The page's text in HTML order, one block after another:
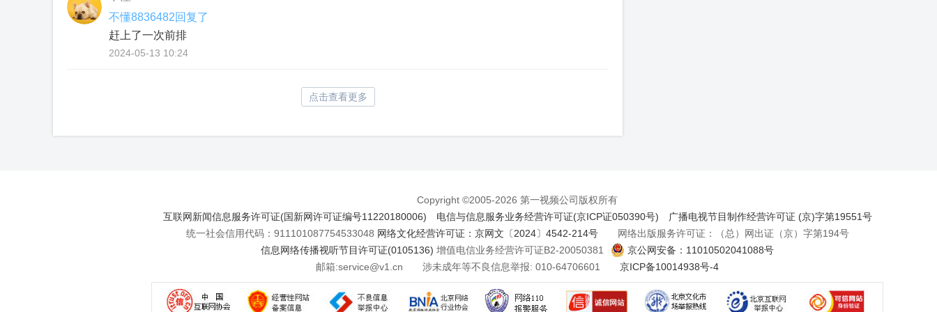
不懂8836482回复了
赶上了一次前排
2024-05-13 10:24
点击查看更多
Copyright ©2005-2026 第一视频公司版权所有
互联网新闻信息服务许可证(国新网许可证编号11220180006)
电信与信息服务业务经营许可证(京ICP证050390号)
广播电视节目制作经营许可证 (京)字第19551号
统一社会信用代码：911101087754533048 网络文化经营许可证：京网文〔2024〕4542-214号网络出版服务许可证：（总）网出证（京）字第194号
信息网络传播视听节目许可证(0105136) 增值电信业务经营许可证B2-20050381
京公网安备：11010502041088号
邮箱:service@v1.cn 涉未成年等不良信息举报: 010-64706601 京ICP备10014938号-4